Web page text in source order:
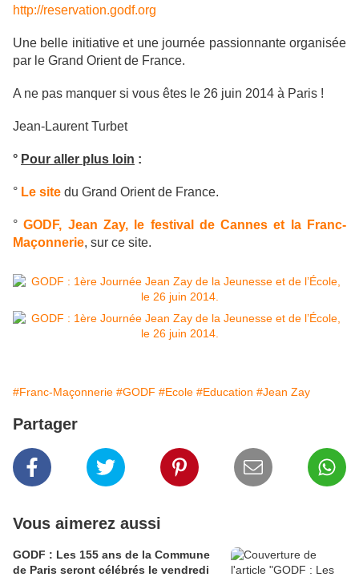
http://reservation.godf.org
Une belle initiative et une journée passionnante organisée
par le Grand Orient de France.
A ne pas manquer si vous êtes le 26 juin 2014 à Paris !
Jean-Laurent Turbet
° Pour aller plus loin :
° Le site du Grand Orient de France.
°GODF, Jean Zay, le festival de Cannes et la Franc-
Maçonnerie, sur ce site.
#Franc-Maçonnerie #GODF #Ecole #Education #Jean Zay
Partager
Vous aimerez aussi
GODF : Les 155 ans de la Commune
de Paris seront célébrés le vendredi